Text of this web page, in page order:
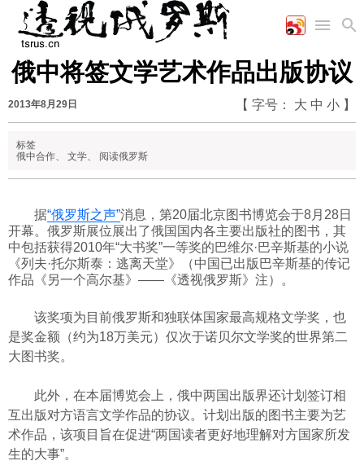
首页
时政
军事
海军
陆军
军事合作
评论
经济
商业
工业
能源
农业
科技
社会
教育
美食
娱乐
高清图片
漫画
视频
图表
俄中将签文学艺术作品出版协议
2013年8月29日 【 字号： 大 中 小 】
标签
俄中合作、 文学、 阅读俄罗斯
据“俄罗斯之声”消息，第20届北京图书博览会于8月28日
开幕。俄罗斯展位展出了俄国国内各主要出版社的图书，其
中包括获得2010年“大书奖”一等奖的巴维尔·巴辛斯基的小说
《列夫·托尔斯泰：逃离天堂》（中国已出版巴辛斯基的传记
作品《另一个高尔基》——《透视俄罗斯》注）。
该奖项为 目前俄罗斯和独联体国家最高规格文学奖，也
是奖金额（约为18万美元）仅次于诺贝尔文学奖的世界第二
大图书奖。
此外，在本届博览会上，俄中两国出版界还计划签订相
互出版对方语言文学作品的协议。计划出版的图书主要为艺
术作品，该项目旨在促进“两国读者更好地理解对方国家所发
生的大事”。